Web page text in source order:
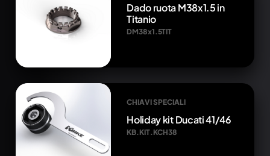
Dado ruota M38x1.5 in
Titanio
DM38x1.5TIT
CHIAVI SPECIALI
Holiday kit Ducati 41/46
KB.KIT.KCH38